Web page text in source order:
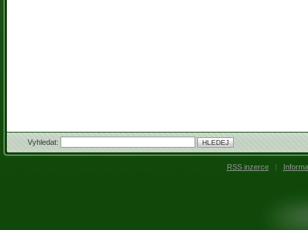
Vyhledat:
RSS inzerce |